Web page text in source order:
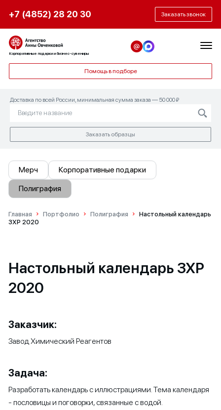
+7 (4852) 28 20 30 Заказать звонок
Корпоративные подарки и бизнес-сувениры
Помощь в подборе
Доставка по всей России, минимальная сумма заказа — 50 000 ₽
Заказать образцы
Мерч
Корпоративные подарки
Полиграфия
Главная Портфолио Полиграфия
Настольный календарь
ЗХР 2020
Настольный календарь ЗХР
2020
Заказчик:
Завод Химический Реагентов
Задача:
Разработать календарь с иллюстрациями. Тема календаря
- пословицы и поговорки, связанные с водой.